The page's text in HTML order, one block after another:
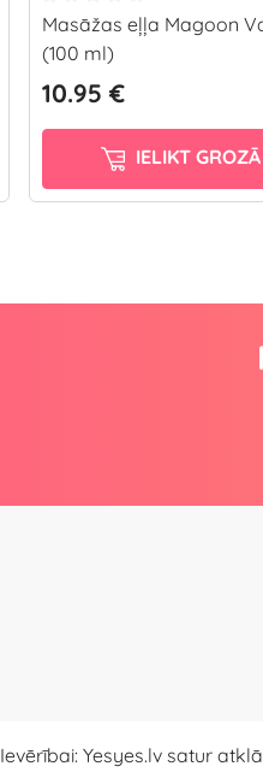
Masāžas eļļa Magoon
(100 ml)
10.95 €
IELIKT GROZĀ
Ievērībai: Yesyes.lv satur